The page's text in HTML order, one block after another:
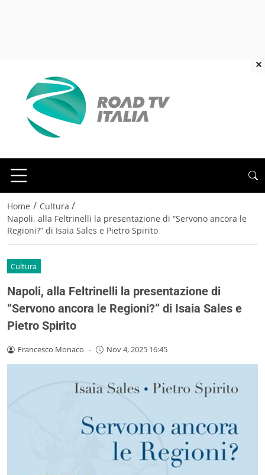
Home / Cultura /
Napoli, alla Feltrinelli la presentazione di “Servono ancora le
Regioni?” di Isaia Sales e Pietro Spirito
Cultura
Napoli, alla Feltrinelli la presentazione di
“Servono ancora le Regioni?” di Isaia Sales e
Pietro Spirito
Francesco Monaco - Nov 4, 2025 16:45
×